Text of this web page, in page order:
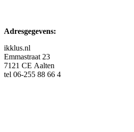
Adresgegevens:
ikklus.nl
Emmastraat 23
7121 CE Aalten
tel 06-255 88 66 4